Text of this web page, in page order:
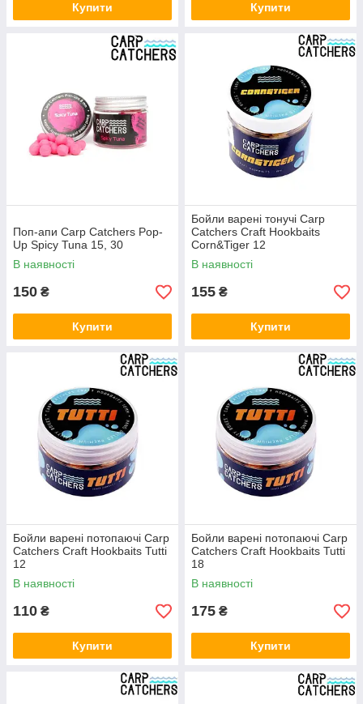
Купити Купити
Поп-апи Carp Catchers Pop-
Up Spicy Tuna 15, 30
В наявності
150 ₴
Купити
Бойли варені тонучі Carp
Catchers Craft Hookbaits
Corn&Tiger 12
В наявності
155 ₴
Купити
Бойли варені потопаючі Carp
Catchers Craft Hookbaits Tutti
12
В наявності
110 ₴
Купити
Бойли варені потопаючі Carp
Catchers Craft Hookbaits Tutti
18
В наявності
175 ₴
Купити